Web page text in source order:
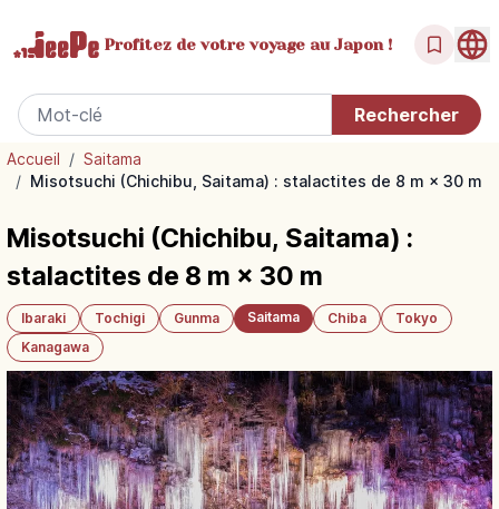
Profitez de votrevoyage au Japon !
Accueil / Saitama
/ Misotsuchi (Chichibu, Saitama) : stalactites de 8 m × 30 m
Misotsuchi (Chichibu, Saitama) :
stalactites de 8 m × 30 m
Ibaraki Tochigi Gunma Saitama Chiba
Tokyo
Kanagawa